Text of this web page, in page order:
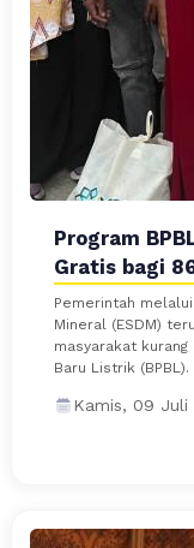
Program
Gratis bagi
Pemerintah
Mineral (ESDM)
masyarakat kurang
Baru Listrik (BPBL).
Kamis, 09 Juli